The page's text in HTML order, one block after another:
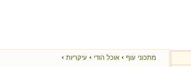
מתכוני עוף › אוכל הודי › עיקריות ›